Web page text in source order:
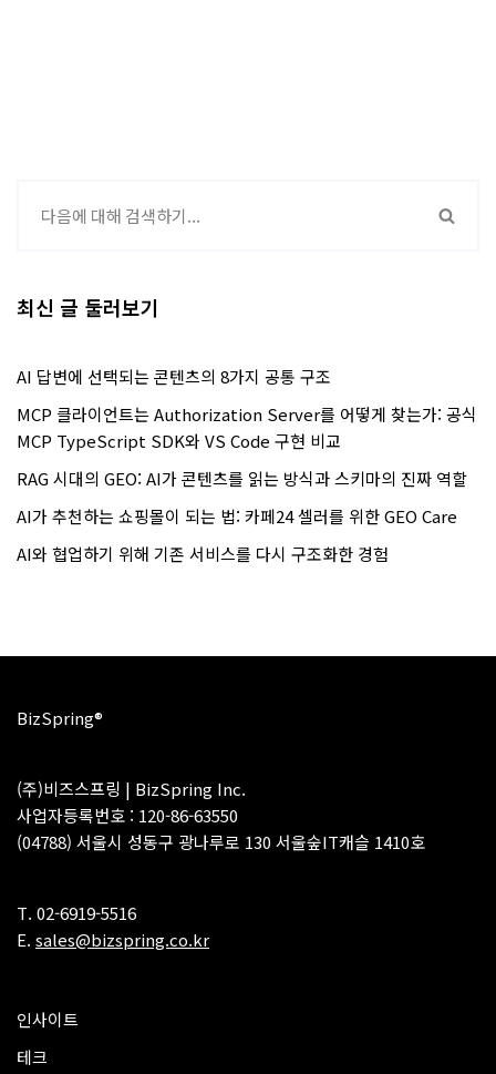
최신 글 둘러보기
AI 답변에 선택되는 콘텐츠의 8가지 공통 구조
MCP 클라이언트는 Authorization Server를 어떻게 찾는가: 공식
MCP TypeScript SDK와 VS Code 구현 비교
RAG 시대의 GEO: AI가 콘텐츠를 읽는 방식과 스키마의 진짜 역할
AI가 추천하는 쇼핑몰이 되는 법: 카페24 셀러를 위한 GEO Care
AI와 협업하기 위해 기존 서비스를 다시 구조화한 경험
BizSpring®
(주)비즈스프링 | BizSpring Inc.
사업자등록번호 : 120-86-63550
(04788) 서울시 성동구 광나루로 130 서울숲IT캐슬 1410호
T. 02-6919-5516
E. sales@bizspring.co.kr
인사이트
테크